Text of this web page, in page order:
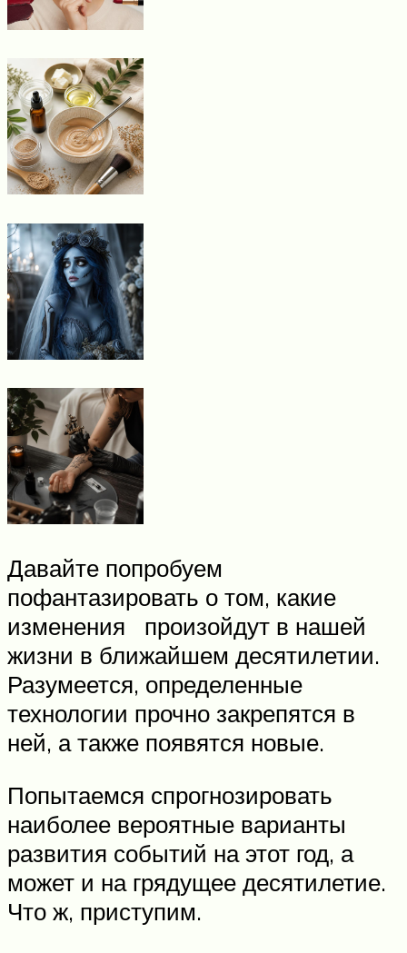
Давайте попробуем
пофантазировать о том, какие
изменения произойдут в нашей
жизни в ближайшем десятилетии.
Разумеется, определенные
технологии прочно закрепятся в
ней, а также появятся новые.
Попытаемся спрогнозировать
наиболее вероятные варианты
развития событий на этот год, а
может и на грядущее десятилетие.
Что ж, приступим.